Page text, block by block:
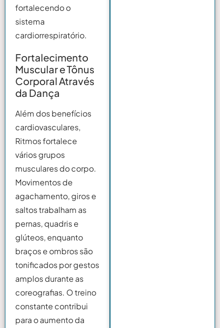
fortalecendo o
sistema
cardiorrespiratório.
Fortalecimento
Muscular e Tônus
Corporal Através
da Dança
Além dos benefícios
cardiovasculares,
Ritmos fortalece
vários grupos
musculares do corpo.
Movimentos de
agachamento, giros e
saltos trabalham as
pernas, quadris e
glúteos, enquanto
braços e ombros são
tonificados por gestos
amplos durante as
coreografias. O treino
constante contribui
para o aumento da